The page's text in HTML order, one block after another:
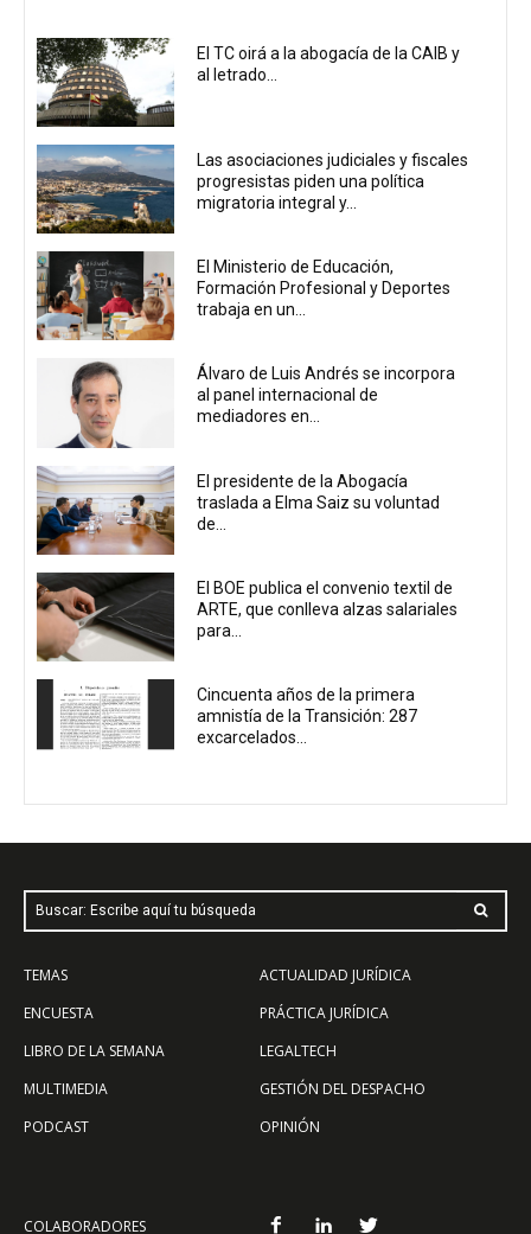
El TC oirá a la abogacía de la CAIB y
al letrado...
Las asociaciones judiciales y fiscales
progresistas piden una política
migratoria integral y...
El Ministerio de Educación,
Formación Profesional y Deportes
trabaja en un...
Álvaro de Luis Andrés se incorpora
al panel internacional de
mediadores en...
El presidente de la Abogacía
traslada a Elma Saiz su voluntad
de...
El BOE publica el convenio textil de
ARTE, que conlleva alzas salariales
para...
Cincuenta años de la primera
amnistía de la Transición: 287
excarcelados...
Buscar: Escribe aquí tu búsqueda
TEMAS
ENCUESTA
LIBRO DE LA SEMANA
MULTIMEDIA
PODCAST
ACTUALIDAD JURÍDICA
PRÁCTICA JURÍDICA
LEGALTECH
GESTIÓN DEL DESPACHO
OPINIÓN
COLABORADORES